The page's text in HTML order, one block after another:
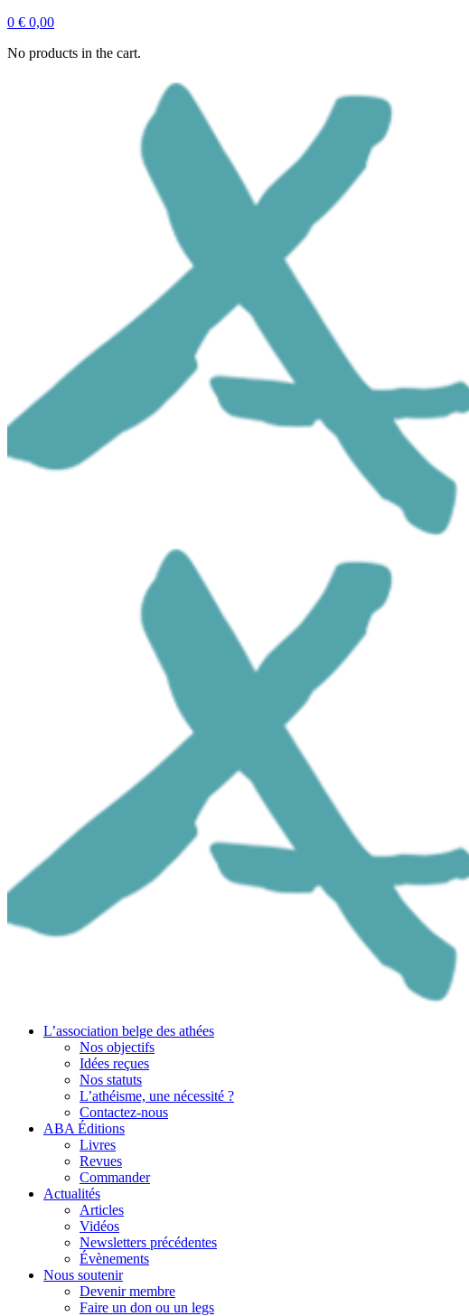
0 € 0,00
No products in the cart.
L’association belge des athées
Nos objectifs
Idées reçues
Nos statuts
L’athéisme, une nécessité ?
Contactez-nous
ABA Éditions
Livres
Revues
Commander
Actualités
Articles
Vidéos
Newsletters précédentes
Évènements
Nous soutenir
Devenir membre
Faire un don ou un legs